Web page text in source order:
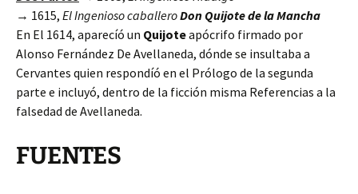
→ 1615, El Ingenioso caballeroDon Quijote de la Mancha
En El 1614, aparecíó un Quijoteapócrifo firmado por
Alonso Fernández De Avellaneda, dónde se insultaba a
Cervantes quien respondíó en el Prólogo de la segunda
parte e incluyó, dentro de la ficción misma Referencias a la
falsedad de Avellaneda.
FUENTES